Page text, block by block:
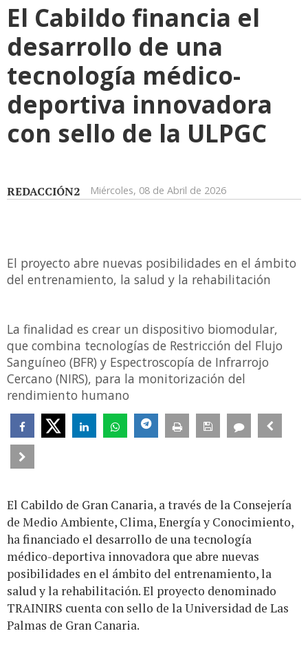
El Cabildo financia el
desarrollo de una
tecnología médico-
deportiva innovadora
con sello de la ULPGC
REDACCIÓN2 Miércoles, 08 de Abril de 2026
El proyecto abre nuevas posibilidades en el ámbito
del entrenamiento, la salud y la rehabilitación
La finalidad es crear un dispositivo biomodular,
que combina tecnologías de Restricción del Flujo
Sanguíneo (BFR) y Espectroscopía de Infrarrojo
Cercano (NIRS), para la monitorización del
rendimiento humano
El Cabildo de Gran Canaria, a través de la Consejería
de Medio Ambiente, Clima, Energía y Conocimiento,
ha financiado el desarrollo de una tecnología
médico-deportiva innovadora que abre nuevas
posibilidades en el ámbito del entrenamiento, la
salud y la rehabilitación. El proyecto denominado
TRAINIRS cuenta con sello de la Universidad de Las
Palmas de Gran Canaria.